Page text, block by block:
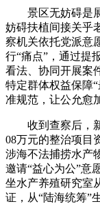
景区无妨碍是展
妨碍扶植间接关乎
察机关依托党派意
行“痛点”，通过提
看法、协同开展案
特定群体权益保障
准规范，让公允愈
收到查察后，新
08万元的整治项目
涉海不法捕捞水产
邀请“益心为公”意
坐水产养殖研究室
证，从“陆海统筹”